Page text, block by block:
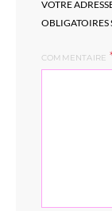
VOTRE
OBLIGATOIRES
COMMENTAIRE